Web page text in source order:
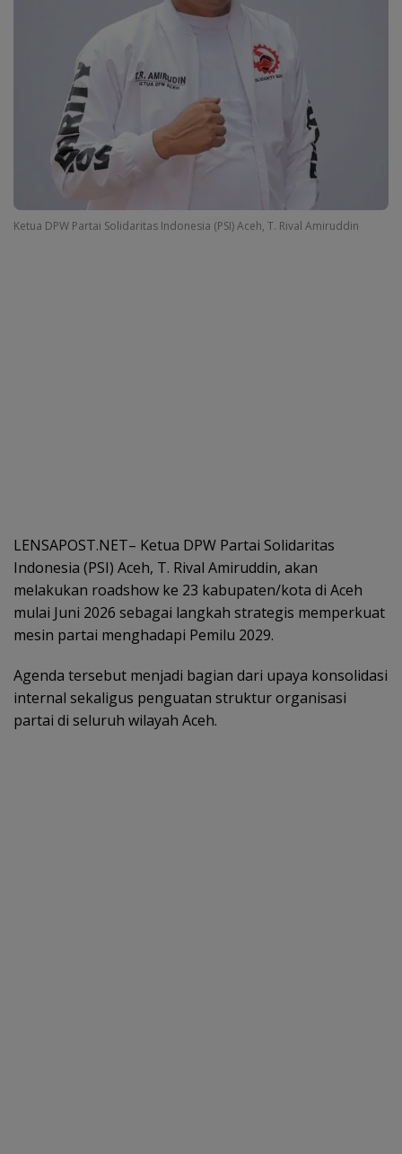
Ketua DPW Partai Solidaritas Indonesia (PSI) Aceh, T. Rival Amiruddin
LENSAPOST.NET– Ketua DPW Partai Solidaritas
Indonesia (PSI) Aceh, T. Rival Amiruddin, akan
melakukan roadshow ke 23 kabupaten/kota di Aceh
mulai Juni 2026 sebagai langkah strategis memperkuat
mesin partai menghadapi Pemilu 2029.
Agenda tersebut menjadi bagian dari upaya konsolidasi
internal sekaligus penguatan struktur organisasi
partai di seluruh wilayah Aceh.